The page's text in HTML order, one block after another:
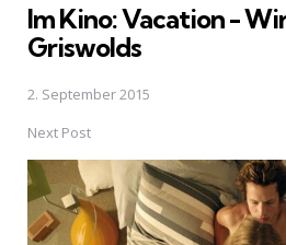
Im Kino: Vacation -
Griswolds
2. September 2015
Next Post